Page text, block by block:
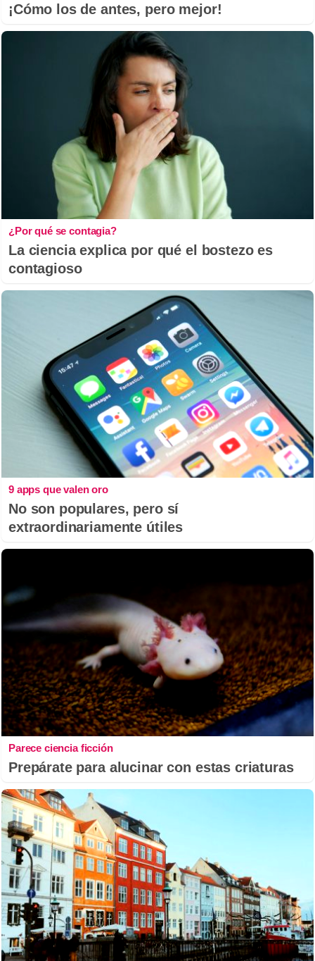
¡Cómo los de antes, pero mejor!
¿Por qué se contagia?
La ciencia explica por qué el bostezo es
contagioso
9 apps que valen oro
No son populares, pero sí
extraordinariamente útiles
Parece ciencia ficción
Prepárate para alucinar con estas criaturas